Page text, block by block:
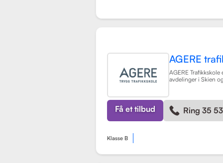
AGERE
AGERE
avdelinger i Skien
lastebil. Skolen har
de nødvendige
holdningene for å
kompetente sjåfører,
opplæringen.
Få et tilbud Ring 35
Klasse B